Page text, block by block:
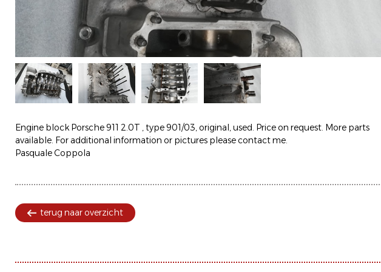
Engine block Porsche 911 2.0T , type 901/03, original, used. Price on request. More parts
available. For additional information or pictures please contact me.
Pasquale Coppola
terug naar overzicht